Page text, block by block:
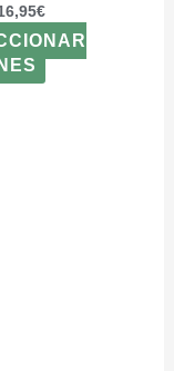
€
de
producto